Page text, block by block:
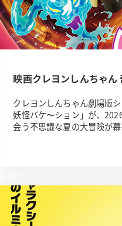
映画クレヨンしんちゃ
クレヨンしんちゃん劇場版
妖怪バケ〜ション」が、
会う不思議な夏の大冒険が